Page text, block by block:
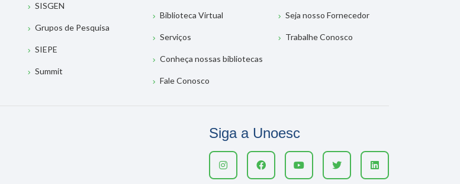
SISGEN
Grupos de Pesquisa
SIEPE
Summit
Biblioteca Virtual
Serviços
Conheça nossas bibliotecas
Fale Conosco
Seja nosso Fornecedor
Trabalhe Conosco
Siga a Unoesc